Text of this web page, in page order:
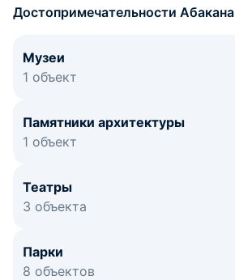
Достопримечательности Абакана
Музеи
1 объект
Памятники архитектуры
1 объект
Театры
3 объекта
Парки
8 объектов